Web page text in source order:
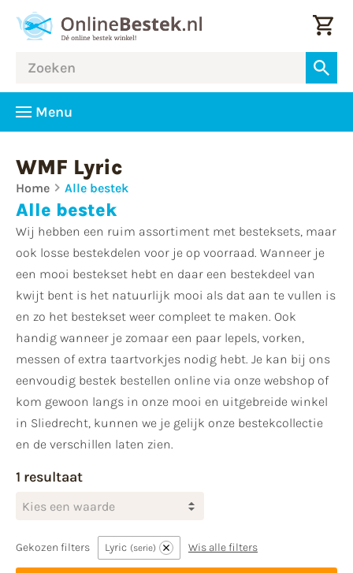
Menu
WMF Lyric
Home Alle bestek
Alle bestek
Wij hebben een ruim assortiment met besteksets, maar
ook losse bestekdelen voor je op voorraad. Wanneer je
een mooi bestekset hebt en daar een bestekdeel van
kwijt bent is het natuurlijk mooi als dat aan te vullen is
en zo het bestekset weer compleet te maken. Ook
handig wanneer je zomaar een paar lepels, vorken,
messen of extra taartvorkjes nodig hebt. Je kan bij ons
eenvoudig bestek bestellen online via onze webshop of
kom gewoon langs in onze mooi en uitgebreide winkel
in Sliedrecht, kunnen we je gelijk onze bestekcollectie
en de verschillen laten zien.
1 resultaat
Kies een waarde
Gekozen filters Lyric serie Wis alle filters